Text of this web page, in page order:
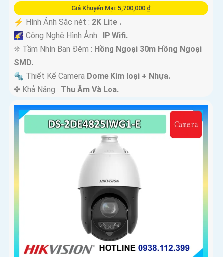
Giá Khuyến Mại: 5,700,000 ₫
️⚡ Hình Ảnh Sắc nét : 2K Lite .
🌠 Công Nghệ Hình Ảnh : IP Wifi.
❈ Tầm Nhìn Ban Đêm : Hồng Ngoại 30m Hồng Ngoại
SMD.
🔩 Thiết Kế Camera Dome Kim loại + Nhựa.
️✤ Khả Năng : Thu Âm Và Loa.